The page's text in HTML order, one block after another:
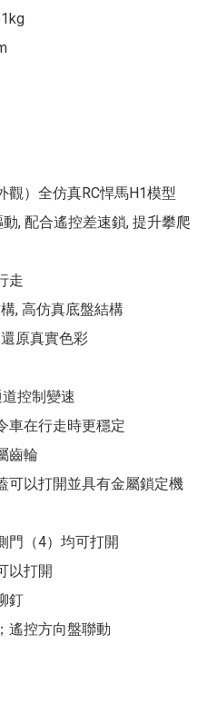
）全仿真RC悍馬H1模型
, 配合遙控差速鎖, 提升攀爬
走
, 高仿真底盤結構
原真實色彩
控制變速
車在行走時更穩定
齒輪
可以打開並具有金屬鎖定機
門（4）均可打開
以打開
釘
遙控方向盤聯動